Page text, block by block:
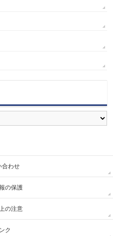
合わせ
の保護
の注意
ク